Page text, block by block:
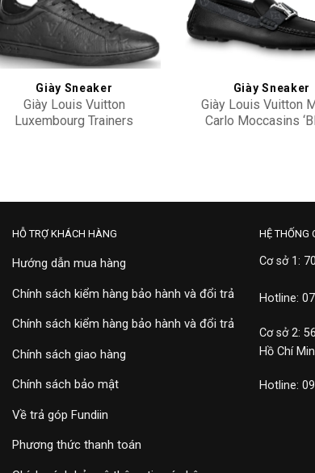
Add to
wishlist
Giày Sneaker
Giày Louis Vuitton
Luxembourg Trainers
Giày Sneaker
Giày Louis Vuitton
Carlo Moccasins
HỖ TRỢ KHÁCH HÀNG
Hướng dẫn mua hàng
Chính sách kiểm hàng bảo hành và đổi trả
Chính sách kiểm hàng bảo hành và đổi trả
Chính sách giao hàng
Chính sách bảo mật
Về trả góp Fundiin
Phương thức thanh toán
HỆ THỐNG
Cơ sở 1:
Hotline:
Cơ sở 2:
Hồ Chí
Hotline: